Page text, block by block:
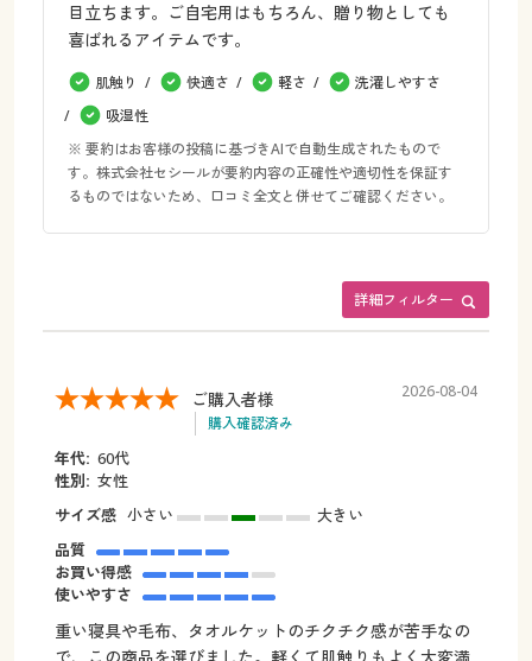
目立ちます。ご自宅用はもちろん、贈り物としても
喜ばれるアイテムです。
肌触り 快適さ 軽さ
洗濯しやすさ
吸湿性
※ 要約はお客様の投稿に基づきAIで自動生成されたもので
す。株式会社セシールが要約内容の正確性や適切性を保証す
るものではないため、口コミ全文と併せてご確認ください。
詳細フィルター
ご購入者様
購入確認済み
2026-08-04
年代: 60代
性別: 女性
サイズ感 小さい
大きい
品質
お買い得感
使いやすさ
重い寝具や毛布、タオルケットのチクチク感が苦手なの